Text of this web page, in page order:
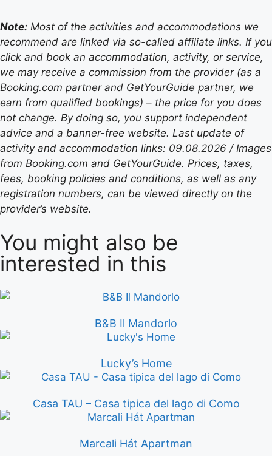
Note: Most of the activities and accommodations we
recommend are linked via so-called affiliate links. If you
click and book an accommodation, activity, or service,
we may receive a commission from the provider (as a
Booking.com partner and GetYourGuide partner, we
earn from qualified bookings) – the price for you does
not change. By doing so, you support independent
advice and a banner-free website. Last update of
activity and accommodation links: 09.08.2026 / Images
from Booking.com and GetYourGuide. Prices, taxes,
fees, booking policies and conditions, as well as any
registration numbers, can be viewed directly on the
provider’s website.
You might also be
interested in this
B&B Il Mandorlo
Lucky’s Home
Casa TAU – Casa tipica del lago di Como
Marcali Hát Apartman